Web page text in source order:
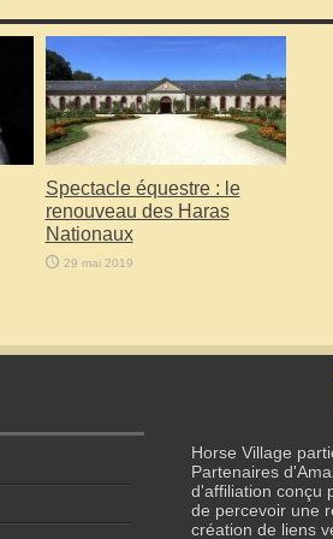
Spectacle équestre : le
renouveau des Haras
Nationaux
29 mai 2019
Horse Village
Partenaires
d'affiliation conçu
de percevoir une
création de liens